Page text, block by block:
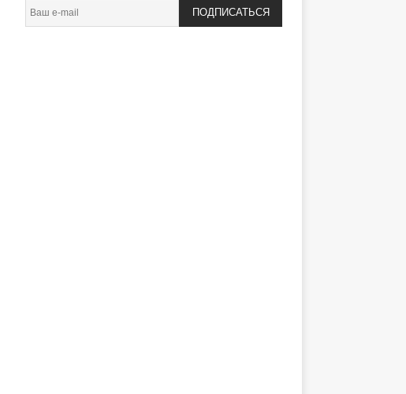
ПОДПИСАТЬСЯ